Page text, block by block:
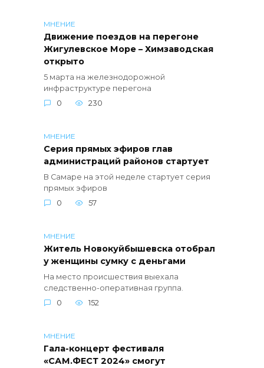
МНЕНИЕ
Движение поездов на перегоне
Жигулевское Море – Химзаводская
открыто
5 марта на железнодорожной
инфраструктуре перегона
0
230
МНЕНИЕ
Серия прямых эфиров глав
администраций районов стартует
В Самаре на этой неделе стартует серия
прямых эфиров
0
57
МНЕНИЕ
Житель Новокуйбышевска отобрал
у женщины сумку с деньгами
На место происшествия выехала
следственно-оперативная группа.
0
152
МНЕНИЕ
Гала-концерт фестиваля
«САМ.ФЕСТ 2024» смогут